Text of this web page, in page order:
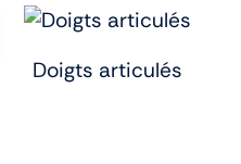
Doigts articulés